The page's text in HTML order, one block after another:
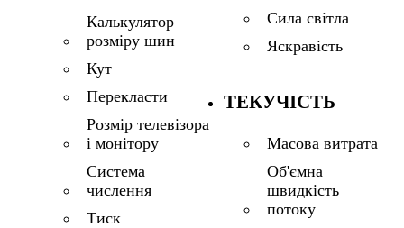
Калькулятор
розміру шин
Кут
Перекласти
Розмір телевізора
і монітору
Система
числення
Тиск
Сила світла
Яскравість
ТЕКУЧІСТЬ
Масова витрата
Об'ємна
швидкість
потоку